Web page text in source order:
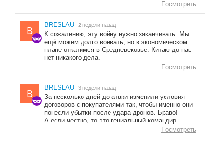
Посмотреть
B
BRESLAU 2 недели назад
К сожалению, эту войну нужно заканчивать. Мы
ещё можем долго воевать, но в экономическом
плане откатимся в Средневековье. Китаю до нас
нет никакого дела.
Посмотреть
B
BRESLAU 3 недели назад
За несколько дней до атаки изменили условия
договоров с покупателями так, чтобы именно они
понесли убытки после удара дронов. Браво!
А если честно, то это гениальный командир.
Посмотреть